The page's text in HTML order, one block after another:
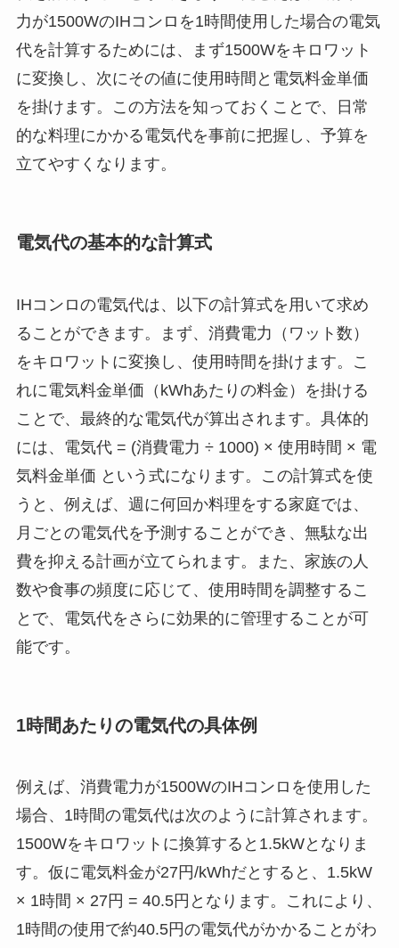
力が1500WのIHコンロを1時間使用した場合の電気
代を計算するためには、まず1500Wをキロワット
に変換し、次にその値に使用時間と電気料金単価
を掛けます。この方法を知っておくことで、日常
的な料理にかかる電気代を事前に把握し、予算を
立てやすくなります。
電気代の基本的な計算式
IHコンロの電気代は、以下の計算式を用いて求め
ることができます。まず、消費電力（ワット数）
をキロワットに変換し、使用時間を掛けます。こ
れに電気料金単価（kWhあたりの料金）を掛ける
ことで、最終的な電気代が算出されます。具体的
には、電気代 = (消費電力 ÷ 1000) × 使用時間 × 電
気料金単価 という式になります。この計算式を使
うと、例えば、週に何回か料理をする家庭では、
月ごとの電気代を予測することができ、無駄な出
費を抑える計画が立てられます。また、家族の人
数や食事の頻度に応じて、使用時間を調整するこ
とで、電気代をさらに効果的に管理することが可
能です。
1時間あたりの電気代の具体例
例えば、消費電力が1500WのIHコンロを使用した
場合、1時間の電気代は次のように計算されます。
1500Wをキロワットに換算すると1.5kWとなりま
す。仮に電気料金が27円/kWhだとすると、1.5kW
× 1時間 × 27円 = 40.5円となります。これにより、
1時間の使用で約40.5円の電気代がかかることがわ